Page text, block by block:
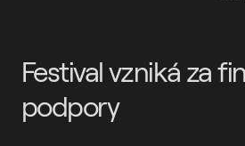
Festival vzniká za
podpory